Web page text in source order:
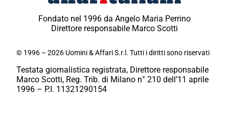
Fondato nel 1996 da Angelo Maria Perrino
Direttore responsabile Marco Scotti
© 1996 – 2026 Uomini & Affari S.r.l. Tutti i diritti sono riservati
Testata giornalistica registrata, Direttore responsabile
Marco Scotti, Reg. Trib. di Milano n° 210 dell’11 aprile
1996 – P.I. 11321290154